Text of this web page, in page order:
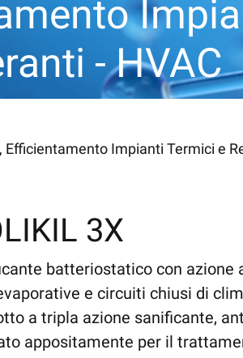
- HVAC
Impianti Termici e
3X
batteriostatico con azione
e circuiti chiusi di
a tripla azione sanificante,
appositamente per il